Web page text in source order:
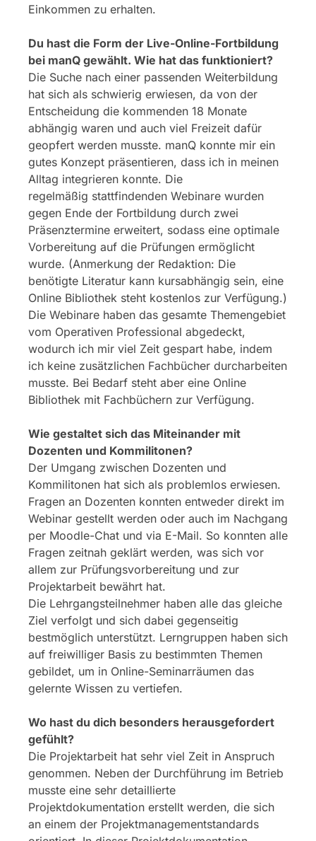
Einkommen zu erhalten.
Du hast die Form der Live-Online-Fortbildung
bei manQ gewählt. Wie hat das funktioniert?
Die Suche nach einer passenden Weiterbildung
hat sich als schwierig erwiesen, da von der
Entscheidung die kommenden 18 Monate
abhängig waren und auch viel Freizeit dafür
geopfert werden musste. manQ konnte mir ein
gutes Konzept präsentieren, dass ich in meinen
Alltag integrieren konnte. Die
regelmäßig stattfindenden Webinare wurden
gegen Ende der Fortbildung durch zwei
Präsenztermine erweitert, sodass eine optimale
Vorbereitung auf die Prüfungen ermöglicht
wurde. (Anmerkung der Redaktion: Die
benötigte Literatur kann kursabhängig sein, eine
Online Bibliothek steht kostenlos zur Verfügung.)
Die Webinare haben das gesamte Themengebiet
vom Operativen Professional abgedeckt,
wodurch ich mir viel Zeit gespart habe, indem
ich keine zusätzlichen Fachbücher durcharbeiten
musste. Bei Bedarf steht aber eine Online
Bibliothek mit Fachbüchern zur Verfügung.
Wie gestaltet sich das Miteinander mit
Dozenten und Kommilitonen?
Der Umgang zwischen Dozenten und
Kommilitonen hat sich als problemlos erwiesen.
Fragen an Dozenten konnten entweder direkt im
Webinar gestellt werden oder auch im Nachgang
per Moodle-Chat und via E-Mail. So konnten alle
Fragen zeitnah geklärt werden, was sich vor
allem zur Prüfungsvorbereitung und zur
Projektarbeit bewährt hat.
Die Lehrgangsteilnehmer haben alle das gleiche
Ziel verfolgt und sich dabei gegenseitig
bestmöglich unterstützt. Lerngruppen haben sich
auf freiwilliger Basis zu bestimmten Themen
gebildet, um in Online-Seminarräumen das
gelernte Wissen zu vertiefen.
Wo hast du dich besonders herausgefordert
gefühlt?
Die Projektarbeit hat sehr viel Zeit in Anspruch
genommen. Neben der Durchführung im Betrieb
musste eine sehr detaillierte
Projektdokumentation erstellt werden, die sich
an einem der Projektmanagementstandards